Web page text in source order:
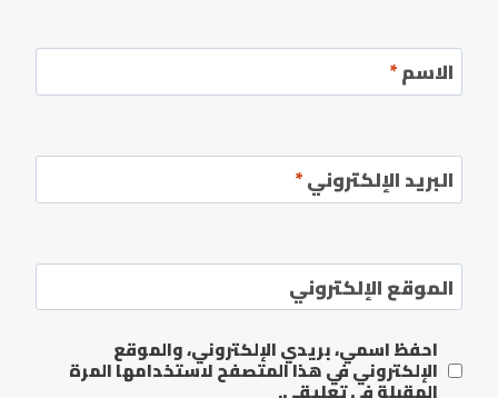
الاسم*
البريد الإلكتروني*
الموقع الإلكتروني
احفظ اسمي، بريدي الإلكتروني، والموقع
الإلكتروني في هذا المتصفح لاستخدامها المرة